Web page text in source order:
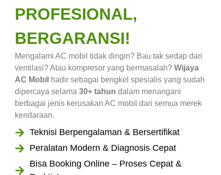
PROFESIONAL,
BERGARANSI!
Mengalami AC mobil tidak dingin? Bau tak sedap dari
ventilasi? Atau kompresor yang bermasalah? Wijaya
AC Mobil hadir sebagai bengkel spesialis yang sudah
dipercaya selama 30+ tahun dalam menangani
berbagai jenis kerusakan AC mobil dari semua merek
kendaraan.
Teknisi Berpengalaman & Bersertifikat
Peralatan Modern & Diagnosis Cepat
Bisa Booking Online – Proses Cepat &